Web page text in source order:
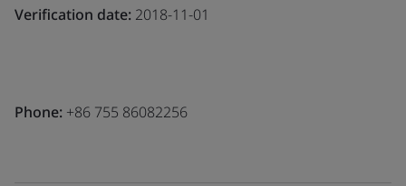
Verification date: 2018-11-01
Phone: +86 755 86082256